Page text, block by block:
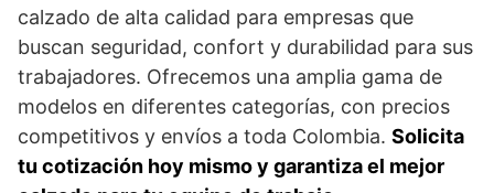
calzado de alta calidad para empresas que
buscan seguridad, confort y durabilidad para sus
trabajadores. Ofrecemos una amplia gama de
modelos en diferentes categorías, con precios
competitivos y envíos a toda Colombia. Solicita
tu cotización hoy mismo y garantiza el mejor